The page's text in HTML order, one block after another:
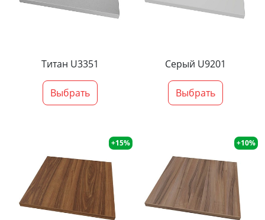
Титан U3351
Выбрать
Серый U9201
Выбрать
+15% +10%